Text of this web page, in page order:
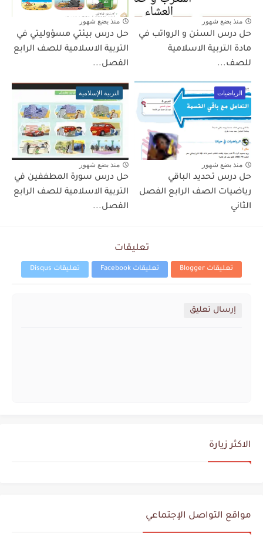
منذ بضع شهور
حل درس السنن و الرواتب في
مادة التربية الاسلامية
للصف...
منذ بضع شهور
حل درس بيئتي مسؤوليتي في
التربية الاسلامية للصف الرابع
الفصل...
الرياضيات
منذ بضع شهور
حل درس تحديد الباقي
رياضيات الصف الرابع الفصل
الثاني
التربية الإسلامية
منذ بضع شهور
حل درس سورة المطففين في
التربية الاسلامية للصف الرابع
الفصل...
تعليقات
تعليقات Blogger تعليقات Facebook تعليقات Disqus
إرسال تعليق
الاكثر زيارة
مواقع التواصل الإجتماعي